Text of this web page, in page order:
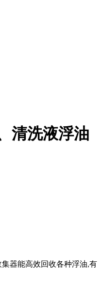
清洗液浮油
集器能高效回收各种浮油,有